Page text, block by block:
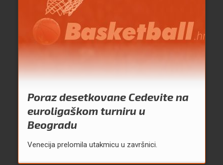
Poraz desetkovane Cedevite na
euroligaškom turniru u
Beogradu
Venecija prelomila utakmicu u završnici.